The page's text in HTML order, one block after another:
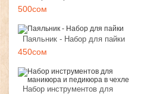
500сом
Паяльник - Набор для пайки
450сом
Набор инструментов для